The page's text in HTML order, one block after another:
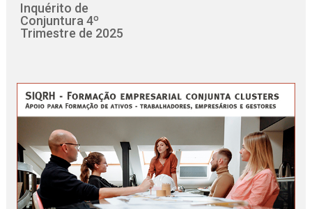
Inquérito de
Conjuntura 4º
Trimestre de 2025